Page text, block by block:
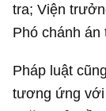
tra; Viện
Phó chánh án
Pháp luật
tương ứng với